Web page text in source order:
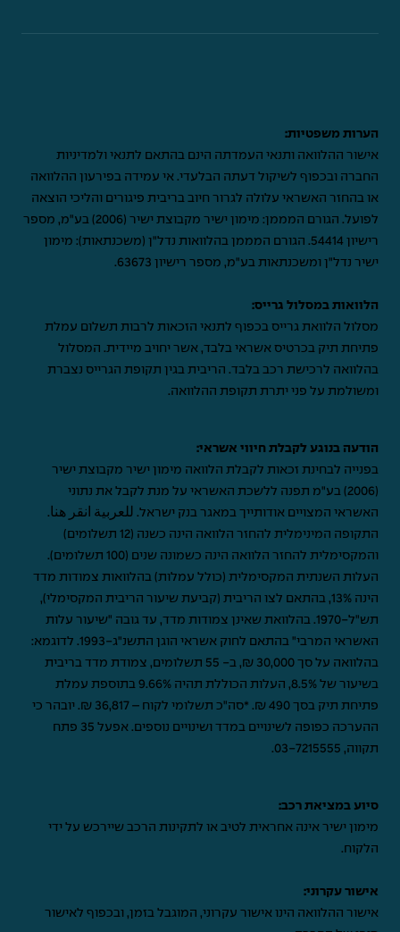
הערות משפטיות:
אישור ההלוואה ותנאי העמדתה הינם בהתאם לתנאי ולמדיניות
החברה ובכפוף לשיקול דעתה הבלעדי. אי עמידה בפירעון ההלוואה
או בהחזר האשראי עלולה לגרור חיוב בריבית פיגורים והליכי הוצאה
לפועל. הגורם המממן: מימון ישיר מקבוצת ישיר (2006) בע"מ, מספר
רישיון 54414. הגורם המממן בהלוואות נדל"ן (משכנתאות): מימון
ישיר נדל"ן ומשכנתאות בע"מ, מספר רישיון 63673.
הלוואות במסלול גרייס:
מסלול הלוואת גרייס בכפוף לתנאי הזכאות לרבות תשלום עמלת
פתיחת תיק בכרטיס אשראי בלבד, אשר יחויב מיידית. המסלול
בהלוואה לרכישת רכב בלבד. הריבית בגין תקופת הגרייס נצברת
ומשולמת על פני יתרת תקופת ההלוואה.
הודעה בנוגע לקבלת חיווי אשראי:
בפנייה לבחינת זכאות לקבלת הלוואה מימון ישיר מקבוצת ישיר
(2006) בע"מ תפנה ללשכת האשראי על מנת לקבל את נתוני
האשראי המצויים אודותייך במאגר בנק ישראל. للعربية انقر هنا.
התקופה המינימלית להחזר הלוואה הינה כשנה (12 תשלומים)
והמקסימלית להחזר הלוואה הינה כשמונה שנים (100 תשלומים).
העלות השנתית המקסימלית (כולל עמלות) בהלוואות צמודות מדד
הינה 13%, בהתאם לצו הריבית (קביעת שיעור הריבית המקסימלי),
תש"ל-1970. בהלוואת שאינן צמודות מדד, עד גובה "שיעור עלות
האשראי המרבי" בהתאם לחוק אשראי הוגן התשנ"ג-1993. לדוגמא:
בהלוואה על סך 30,000 ₪, ב- 55 תשלומים, צמודת מדד בריבית
בשיעור של 8.5%, העלות הכוללת תהיה 9.66% בתוספת עמלת
פתיחת תיק בסך 490 ₪. *סה"כ תשלומי לקוח – 36,817 ₪. יובהר כי
ההערכה כפופה לשינויים במדד ושינויים נוספים. אפעל 35 פתח
תקווה, 03-7215555
.
סיוע במציאת רכב:
מימון ישיר אינה אחראית לטיב או לתקינות הרכב שיירכש על ידי
הלקוח.
אישור עקרוני:
אישור ההלוואה הינו אישור עקרוני, המוגבל בזמן, ובכפוף לאישור